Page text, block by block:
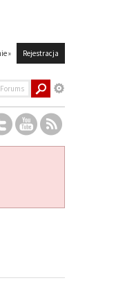
» Rejestracja
Forums